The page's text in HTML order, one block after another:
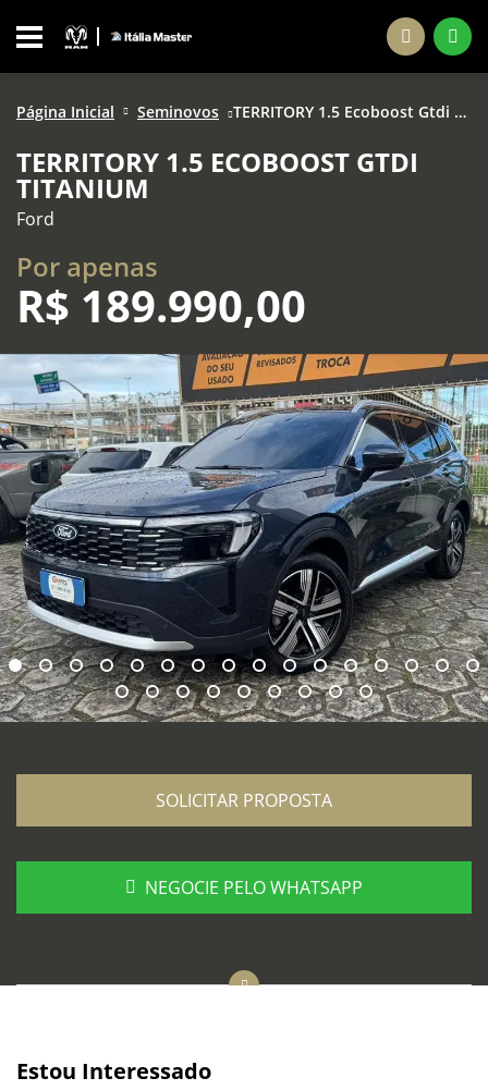
Página Inicial Seminovos TERRITORY 1.5 Ecoboost Gtdi Titanium
TERRITORY 1.5 ECOBOOST GTDI
TITANIUM
Ford
Por apenas
R$ 189.990,00
SOLICITAR PROPOSTA
NEGOCIE PELO WHATSAPP
Estou Interessado